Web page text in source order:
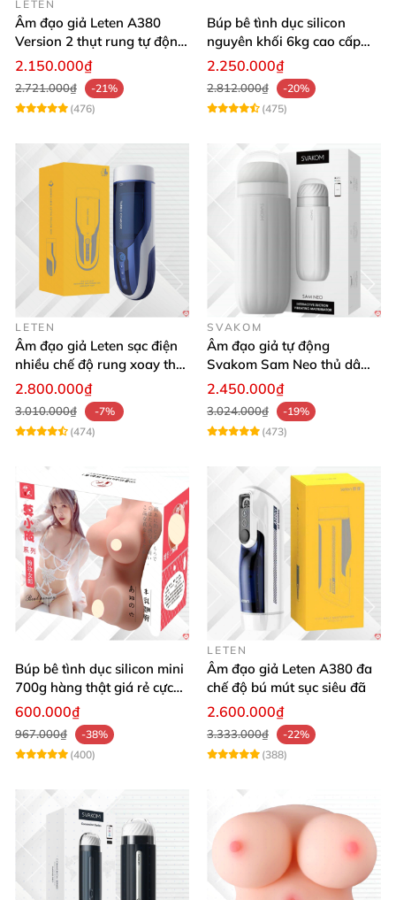
LETEN
Âm đạo giả Leten A380
Version 2 thụt rung tự động,
cảm giác thật
2.150.000₫
2.721.000₫
-21%
(476)
Búp bê tình dục silicon
nguyên khối 6kg cao cấp
hot giá tốt
2.250.000₫
2.812.000₫
-20%
(475)
LETEN
Âm đạo giả Leten sạc điện
nhiều chế độ rung xoay thụt
rên rỉ
2.800.000₫
3.010.000₫
-7%
(474)
SVAKOM
Âm đạo giả tự động
Svakom Sam Neo thủ dâm
rung mút app điện thoại
2.450.000₫
3.024.000₫
-19%
(473)
Búp bê tình dục silicon mini
700g hàng thật giá rẻ cực
sướng
600.000₫
967.000₫
-38%
(400)
LETEN
Âm đạo giả Leten A380 đa
chế độ bú mút sục siêu đã
2.600.000₫
3.333.000₫
-22%
(388)